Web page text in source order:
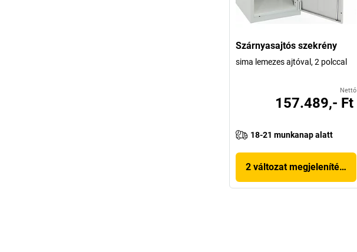
Szárnyasajtós szekrény
sima lemezes ajtóval, 2 polccal
Nettó
157.489,- Ft
18-21 munkanap alatt
2 változat megjelenítése